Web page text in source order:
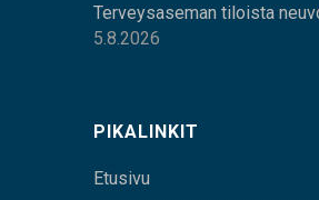
Terveysaseman tiloista
5.8.2026
PIKALINKIT
Etusivu